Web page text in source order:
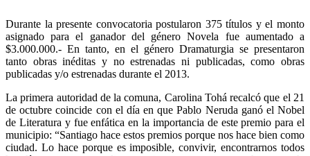
Durante la presente convocatoria postularon 375 títulos y el monto
asignado para el ganador del género Novela fue aumentado a
$3.000.000.- En tanto, en el género Dramaturgia se presentaron
tanto obras inéditas y no estrenadas ni publicadas, como obras
publicadas y/o estrenadas durante el 2013.
La primera autoridad de la comuna, Carolina Tohá recalcó que el 21
de octubre coincide con el día en que Pablo Neruda ganó el Nobel
de Literatura y fue enfática en la importancia de este premio para el
municipio: “Santiago hace estos premios porque nos hace bien como
ciudad. Lo hace porque es imposible, convivir, encontrarnos todos